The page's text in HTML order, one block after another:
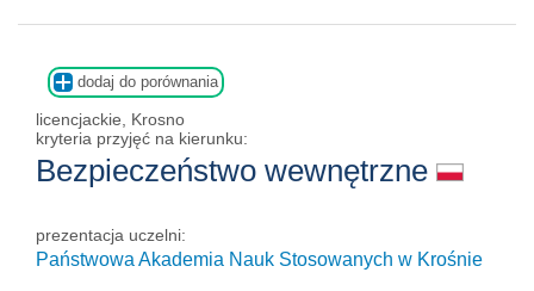
dodaj do porównania
licencjackie, Krosno
kryteria przyjęć na kierunku:
Bezpieczeństwo wewnętrzne
prezentacja uczelni:
Państwowa Akademia Nauk Stosowanych w Krośnie